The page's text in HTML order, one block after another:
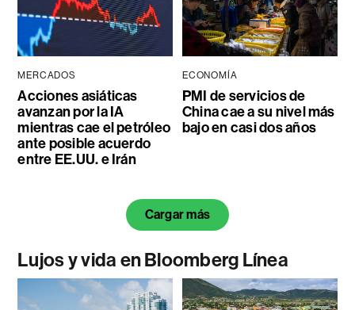
MERCADOS
Acciones asiáticas
avanzan por la IA
mientras cae el petróleo
ante posible acuerdo
entre EE.UU. e Irán
ECONOMÍA
PMI de servicios de
China cae a su nivel más
bajo en casi dos años
Cargar más
Lujos y vida en Bloomberg Línea